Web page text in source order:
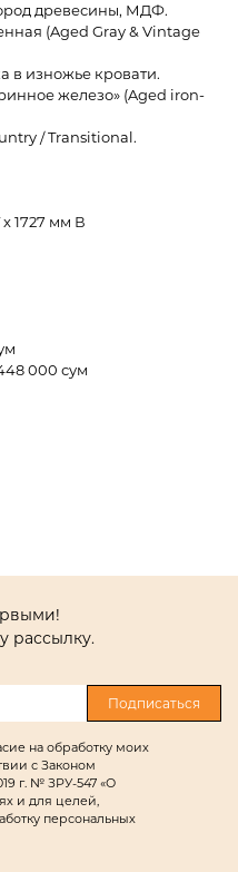
древесины, МДФ.
(Aged Gray & Vintage
в изножье кровати.
железо» (Aged iron-
/ Transitional.
1727 мм В
000 сум
рассылку.
Подписаться
на обработку моих
с Законом
г. № ЗРУ-547 «О
и для целей,
персональных